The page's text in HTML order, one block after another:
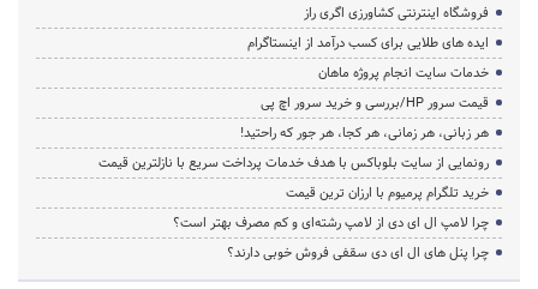
فروشگاه اینترنتی کشاورزی اگری راز
ایده های طلایی برای کسب درآمد از اینستاگرام
خدمات سایت انجام پروژه ماهان
قیمت سرور HP/بررسی و خرید سرور اچ پی
هر زبانی، هر زمانی، هر کجا، هر جور که راحتید!
رونمایی از سایت بلوباکس با هدف خدمات پرداخت سریع با نازلترین قیمت
خرید تلگرام پرمیوم با ارزان ترین قیمت
چرا لامپ ال ای دی از لامپ رشته‌ای و کم مصرف بهتر است؟
چرا پنل های ال ای دی سقفی فروش خوبی دارند؟